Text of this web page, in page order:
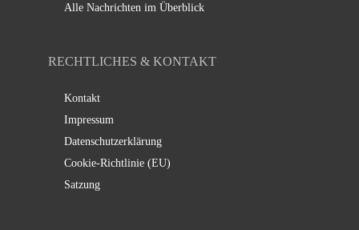
Alle Nachrichten im Überblick
RECHTLICHES & KONTAKT
Kontakt
Impressum
Datenschutzerklärung
Cookie-Richtlinie (EU)
Satzung